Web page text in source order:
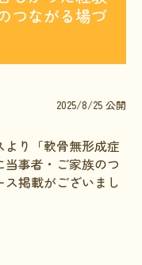
つながる場づ
2025/8/25 公開
より「軟骨無形成症
事者・ご家族のつ
掲載がございまし